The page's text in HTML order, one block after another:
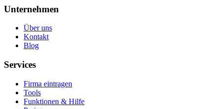
Unternehmen
Über uns
Kontakt
Blog
Services
Firma eintragen
Tools
Funktionen & Hilfe